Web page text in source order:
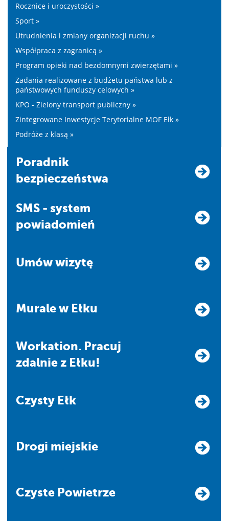
Rocznice i uroczystości »
Sport »
Utrudnienia i zmiany organizacji ruchu »
Współpraca z zagranicą »
Program opieki nad bezdomnymi zwierzętami »
Zadania realizowane z budżetu państwa lub z
państwowych funduszy celowych »
KPO - Zielony transport publiczny »
Zintegrowane Inwestycje Terytorialne MOF Ełk »
Podróże z klasą »
Poradnik
bezpieczeństwa
SMS - system
powiadomień
Umów wizytę
Murale w Ełku
Workation. Pracuj
zdalnie z Ełku!
Czysty Ełk
Drogi miejskie
Czyste Powietrze